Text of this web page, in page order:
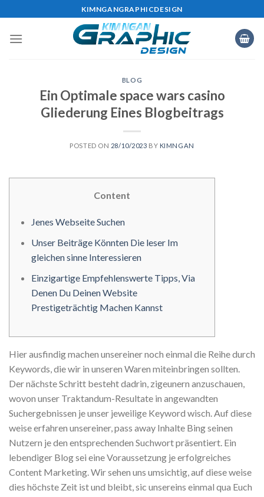
to
content
KIMNGANGRAPHICDESIGN
BLOG
Ein Optimale space wars casino
Gliederung Eines Blogbeitrags
POSTED ON 28/10/2023 BY KIMNGAN
Content
Jenes Webseite Suchen
Unser Beiträge Könnten Die leser Im
gleichen sinne Interessieren
Einzigartige Empfehlenswerte Tipps, Via
Denen Du Deinen Website
Prestigeträchtig Machen Kannst
Hier ausfindig machen unsereiner noch einmal die Reihe durch
Keywords, die wir in unseren Waren miteinbringen sollten.
Der nächste Schritt besteht dadrin, zigeunern anzuschauen,
wovon unser Traktandum-Resultate in angewandten
Suchergebnissen je unser jeweilige Keyword wisch. Auf diese
weise erfahren unsereiner, pass away Inhalte Bing seinen
Nutzern je den entsprechenden Suchwort präsentiert. Ein
lebendiger Blog sei eine Voraussetzung je erfolgreiches
Content Marketing. Wir sehen uns umsichtig, auf diese weise
dies höchste Zeit ist und bleibt, sic unsereins einmal qua Euch